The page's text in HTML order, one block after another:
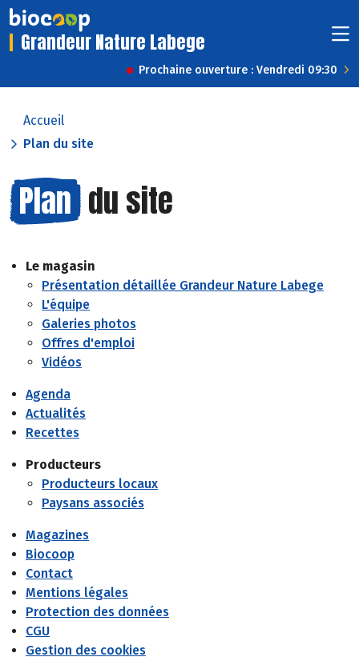
Grandeur Nature Labege
Prochaine ouverture : Vendredi 09:30
Accueil
Plan du site
Plan du site
Le magasin
Présentation détaillée Grandeur Nature Labege
L'équipe
Galeries photos
Offres d'emploi
Vidéos
Agenda
Actualités
Recettes
Producteurs
Producteurs locaux
Paysans associés
Magazines
Biocoop
Contact
Mentions légales
Protection des données
CGU
Gestion des cookies